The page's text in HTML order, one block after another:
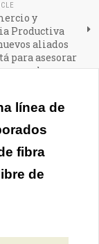
y
Productiva
aliados
para asesorar
con el
línea de
fibra
de